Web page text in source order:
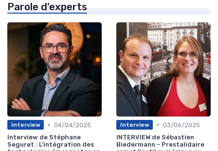
Parole d'experts
Interview • 04/04/2025
Interview de Stéphane
Seguret : L'intégration des
Interview • 03/06/2025
INTERVIEW de Sébastien
Biedermann - Prestalidaire